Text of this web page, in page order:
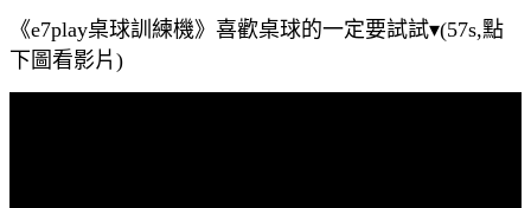
《e7play桌球訓練機》喜歡桌球的一定要試試▾(57s,點
下圖看影片)